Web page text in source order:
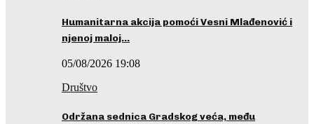
Humanitarna akcija pomoći Vesni Mlađenović i
njenoj maloj…
05/08/2026 19:08
Društvo
Održana sednica Gradskog veća, među